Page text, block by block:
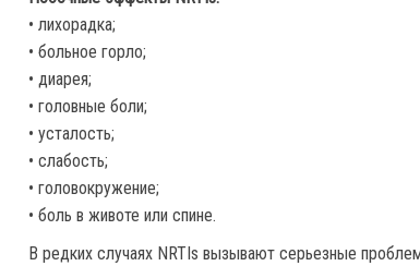
• лихорадка;
• больное горло;
• диарея;
• головные боли;
• усталость;
• слабость;
• головокружение;
• боль в животе или спине.
В редких случаях NRTIs вызывают серьезные